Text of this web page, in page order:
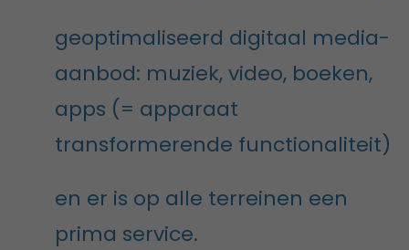
geoptimaliseerd digitaal media-
aanbod: muziek, video, boeken,
apps (= apparaat
transformerende functionaliteit)
en er is op alle terreinen een
prima service.